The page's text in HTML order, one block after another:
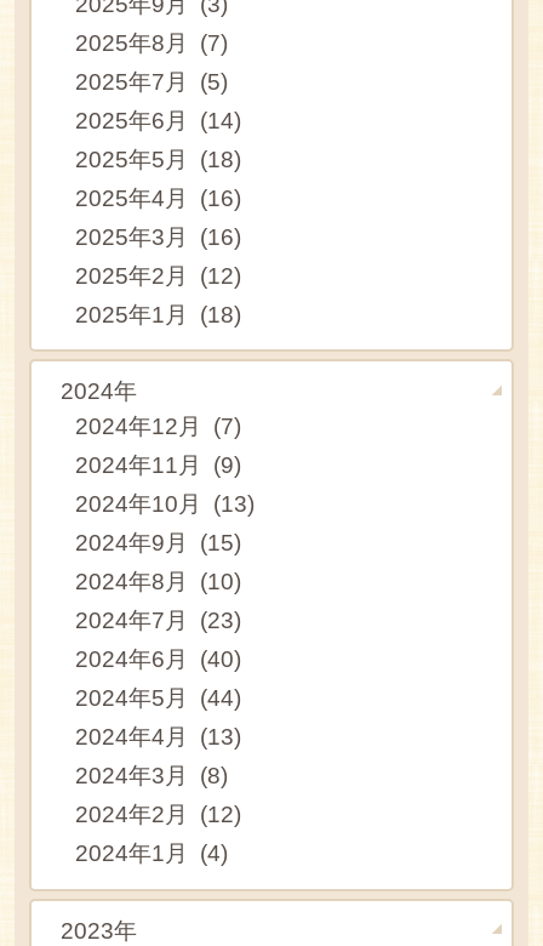
2025年8月 (7)
2025年7月 (5)
2025年6月 (14)
2025年5月 (18)
2025年4月 (16)
2025年3月 (16)
2025年2月 (12)
2025年1月 (18)
2024年
2024年12月 (7)
2024年11月 (9)
2024年10月 (13)
2024年9月 (15)
2024年8月 (10)
2024年7月 (23)
2024年6月 (40)
2024年5月 (44)
2024年4月 (13)
2024年3月 (8)
2024年2月 (12)
2024年1月 (4)
2023年